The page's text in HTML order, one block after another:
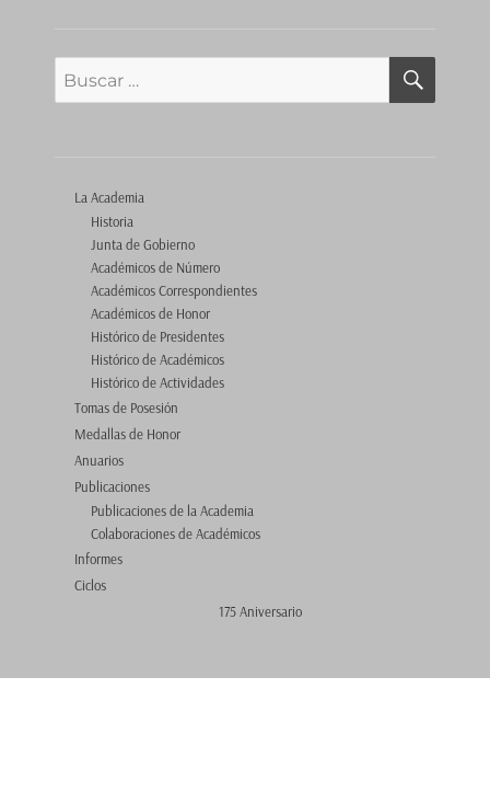
Buscar
La Academia
Historia
Junta de Gobierno
Académicos de Número
Académicos Correspondientes
Académicos de Honor
Histórico de Presidentes
Histórico de Académicos
Histórico de Actividades
Tomas de Posesión
Medallas de Honor
Anuarios
Publicaciones
Publicaciones de la Academia
Colaboraciones de Académicos
Informes
Ciclos
175 Aniversario